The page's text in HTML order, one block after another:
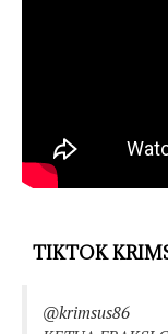
TIKTOK
@krimsus86